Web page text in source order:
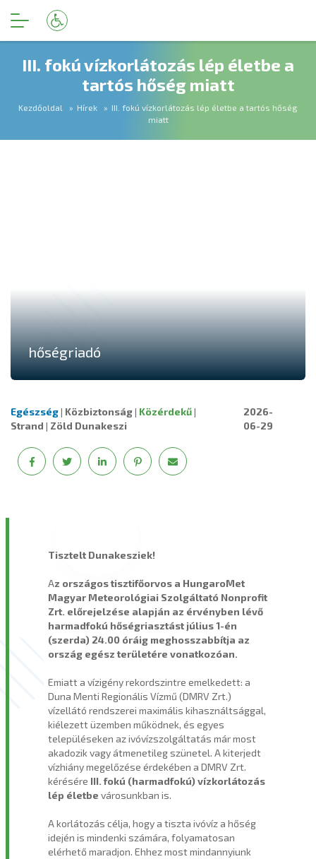
III. fokú vízkorlátozás lép életbe a
tartós hőség miatt
Kezdőoldal Hírek
III. fokú vízkorlátozás lép életbe a tartós hőség
miatt
hőségriadó
Egészség| Közbiztonság| Közérdekű|
Strand | Zöld Dunakeszi
2026-
06-29
Tisztelt Dunakesziek!
Az országos tisztifőorvos a HungaroMet
Magyar Meteorológiai Szolgáltató Nonprofit
Zrt. előrejelzése alapján az érvényben lévő
harmadfokú hőségriasztást július 1-én
(szerda) 24.00 óráig meghosszabbítja az
ország egész területére vonatkozóan.
Emiatt a vízigény rekordszintre emelkedett: a
Duna Menti Regionális Vízmű (DMRV Zrt.)
vízellátó rendszerei maximális kihasználtsággal,
kiélezett üzemben működnek, és egyes
településeken az ivóvízszolgáltatás már most
akadozik vagy átmenetileg szünetel. A kiterjedt
vízhiány megelőzése érdekében a DMRV Zrt.
kérésére III. fokú (harmadfokú) vízkorlátozás
lép életbe városunkban is.
A korlátozás célja, hogy a tiszta ivóvíz a hőség
idején is mindenki számára, folyamatosan
elérhető maradjon. Ehhez most mindannyiunk